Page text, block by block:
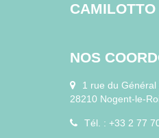
NOS
1 rue du Général
28210 Nogent-le-Roi
Tél. : +33 2 77